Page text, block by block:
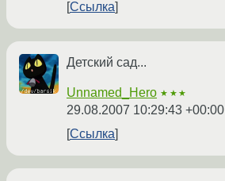
Ссылка
Детский сад...
Unnamed_Hero ★★★
29.08.2007 10:29:43 +00:00
Ссылка